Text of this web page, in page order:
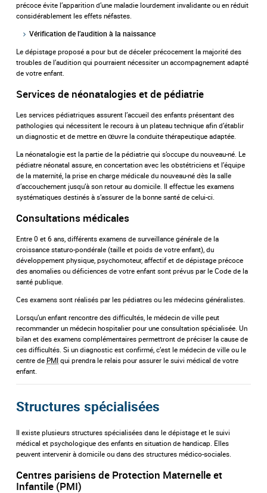
précoce évite l’apparition d’une maladie lourdement invalidante ou en réduit
considérablement les effets néfastes.
Vérification de l’audition à la naissance
Le dépistage proposé a pour but de déceler précocement la majorité des
troubles de l’audition qui pourraient nécessiter un accompagnement adapté
de votre enfant.
Services de néonatalogies et de pédiatrie
Les services pédiatriques assurent l’accueil des enfants présentant des
pathologies qui nécessitent le recours à un plateau technique afin d’établir
un diagnostic et de mettre en œuvre la conduite thérapeutique adaptée.
La néonatalogie est la partie de la pédiatrie qui s’occupe du nouveau-né. Le
pédiatre néonatal assure, en concertation avec les obstétriciens et l’équipe
de la maternité, la prise en charge médicale du nouveau-né dès la salle
d’accouchement jusqu’à son retour au domicile. Il effectue les examens
systématiques destinés à s’assurer de la bonne santé de celui-ci.
Consultations médicales
Entre 0 et 6 ans, différents examens de surveillance générale de la
croissance staturo-pondérale (taille et poids de votre enfant), du
développement physique, psychomoteur, affectif et de dépistage précoce
des anomalies ou déficiences de votre enfant sont prévus par le Code de la
santé publique.
Ces examens sont réalisés par les pédiatres ou les médecins généralistes.
Lorsqu’un enfant rencontre des difficultés, le médecin de ville peut
recommander un médecin hospitalier pour une consultation spécialisée. Un
bilan et des examens complémentaires permettront de préciser la cause de
ces difficultés. Si un diagnostic est confirmé, c’est le médecin de ville ou le
centre de PMI qui prendra le relais pour assurer le suivi médical de votre
enfant.
Structures spécialisées
Il existe plusieurs structures spécialisées dans le dépistage et le suivi
médical et psychologique des enfants en situation de handicap. Elles
peuvent intervenir à domicile ou dans des structures médico-sociales.
Centres parisiens de Protection Maternelle et
Infantile (PMI)